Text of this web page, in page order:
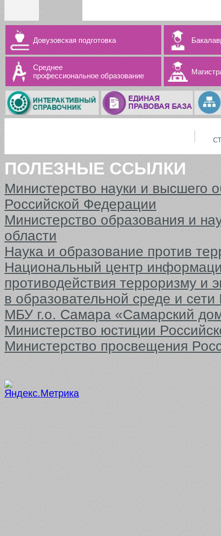
Довузовская подготовка
Среднее
профессиональное образование
ПОЛЕЗНЫЕ ССЫЛКИ
Министерство науки и высшего
Российской Федерации
Министерство образования и
области
Наука и образование против
Национальный центр
противодействия терроризму и
в образовательной среде и сети
МБУ г.о. Самара «Самарский
Министерство юстиции
Министерство просвещения